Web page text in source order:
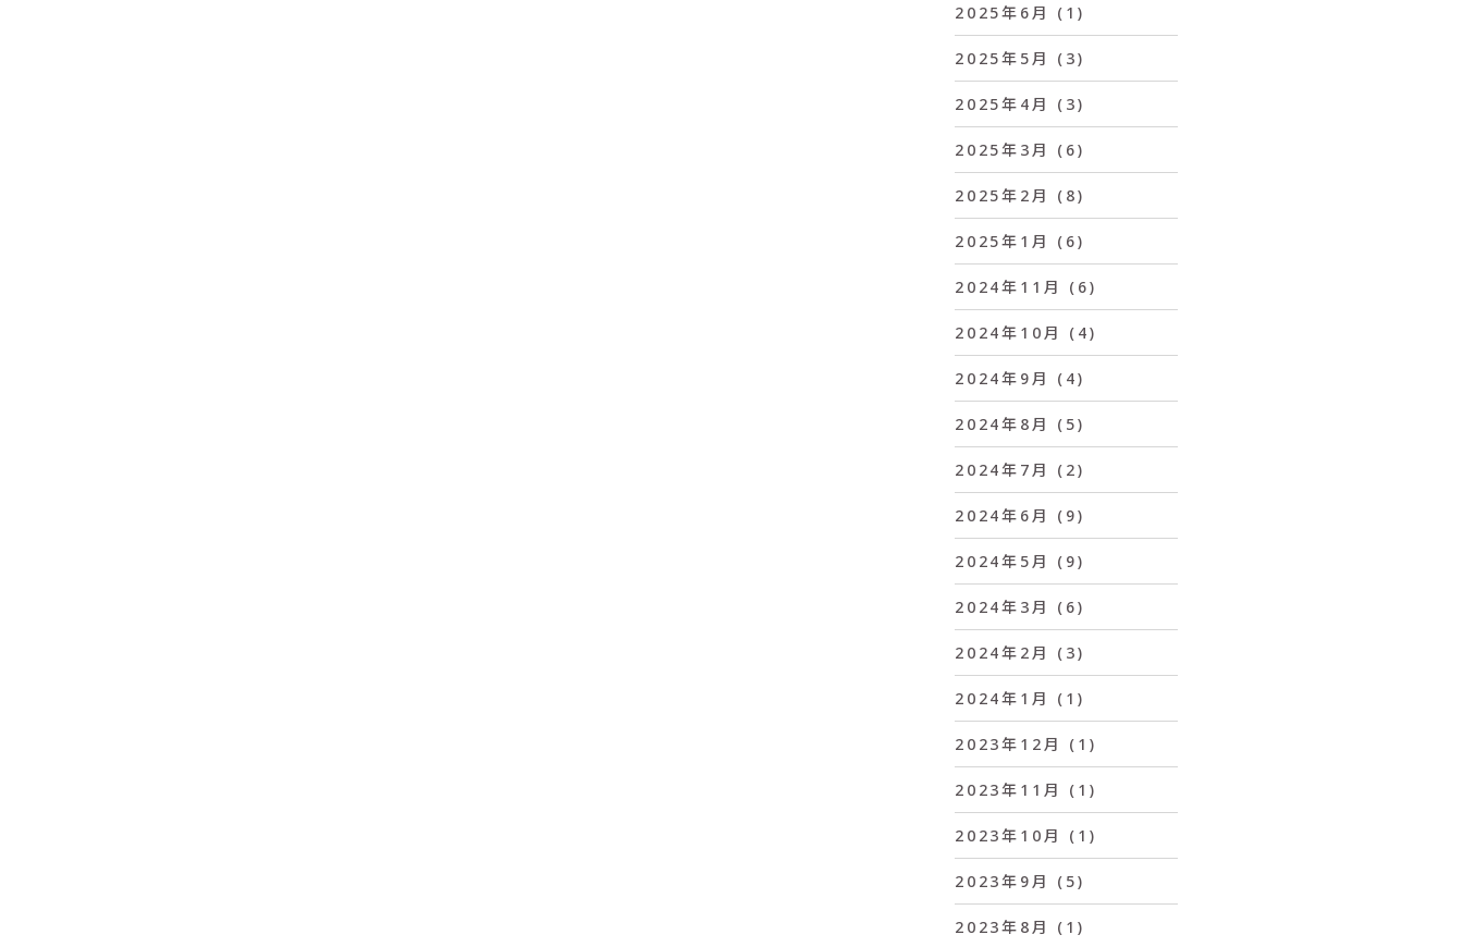
2025年6月 (1)
2025年5月 (3)
2025年4月 (3)
2025年3月 (6)
2025年2月 (8)
2025年1月 (6)
2024年11月 (6)
2024年10月 (4)
2024年9月 (4)
2024年8月 (5)
2024年7月 (2)
2024年6月 (9)
2024年5月 (9)
2024年3月 (6)
2024年2月 (3)
2024年1月 (1)
2023年12月 (1)
2023年11月 (1)
2023年10月 (1)
2023年9月 (5)
2023年8月 (1)